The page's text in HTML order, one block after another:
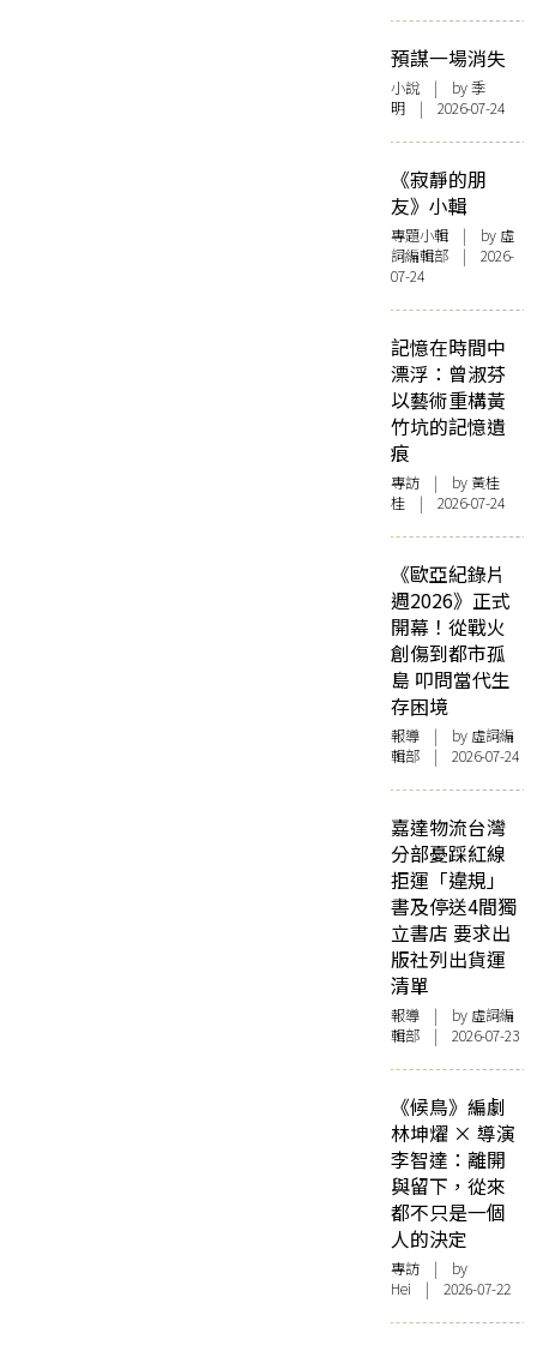
預謀一場消失
小說 | by 季
明 | 2026-07-24
《寂靜的朋
友》小輯
專題小輯 | by 虛
詞編輯部 | 2026-
07-24
記憶在時間中
漂浮：曾淑芬
以藝術重構黃
竹坑的記憶遺
痕
專訪 | by 黃桂
桂 | 2026-07-24
《歐亞紀錄片
週2026》正式
開幕！從戰火
創傷到都市孤
島 叩問當代生
存困境
報導 | by 虛詞編
輯部 | 2026-07-24
嘉達物流台灣
分部憂踩紅線
拒運「違規」
書及停送4間獨
立書店 要求出
版社列出貨運
清單
報導 | by 虛詞編
輯部 | 2026-07-23
《候鳥》編劇
林坤燿 × 導演
李智達：離開
與留下，從來
都不只是一個
人的決定
專訪 | by
Hei | 2026-07-22